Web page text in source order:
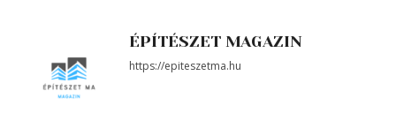
ÉPÍTÉSZET MAGAZIN
https://epiteszetma.hu